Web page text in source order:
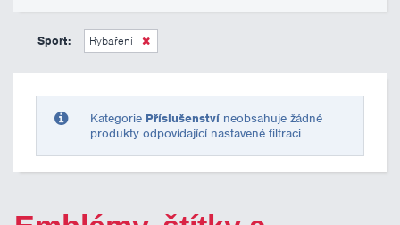
0 Kč
Sport: Rybaření
Kategorie Příslušenství neobsahuje žádné
produkty odpovídající nastavené filtraci